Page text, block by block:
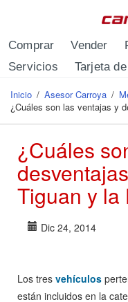
Comprar Vender
Servicios
Tarjeta
Se encuentra usted
Inicio / Asesor Carroya /
¿Cuáles son las ventajas y
¿Cuáles
Tiguan y la
Dic 24, 2014
Los tres vehículos
están incluidos en la